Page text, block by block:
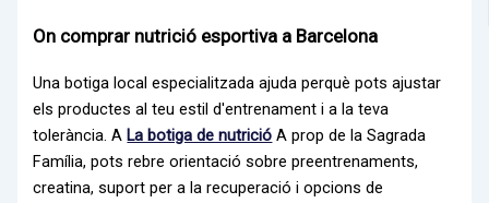
On comprar nutrició esportiva a Barcelona
Una botiga local especialitzada ajuda perquè pots ajustar
els productes al teu estil d'entrenament i a la teva
tolerància. ALa botiga de nutrició A prop de la Sagrada
Família, pots rebre orientació sobre preentrenaments,
creatina, suport per a la recuperació i opcions de